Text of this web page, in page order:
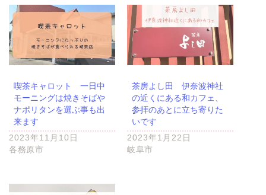
喫茶キャロット 一日中
モーニングは焼きそばや
ナポリタンを選ぶ事も出
来ます
2023年11月10日
各務原市
茶房よし田 伊奈波神社
の近くにある和カフェ、
参拝のあとに立ち寄りた
いです
2023年1月22日
岐阜市